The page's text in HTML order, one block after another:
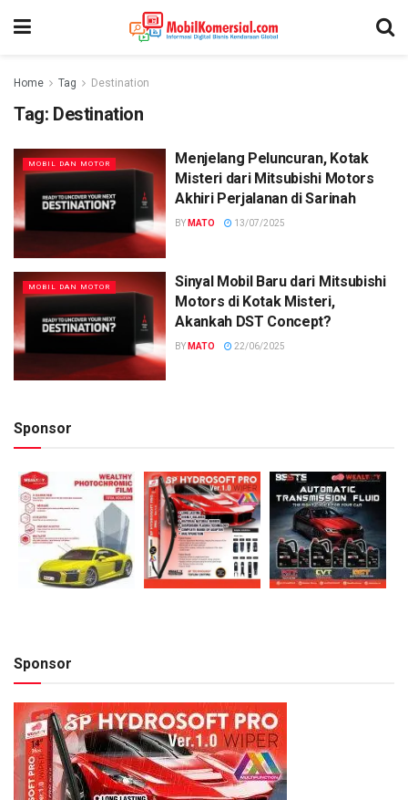
Home Tag Destination
Tag: Destination
MOBIL DAN MOTOR
Menjelang Peluncuran, Kotak
Misteri dari Mitsubishi Motors
Akhiri Perjalanan di Sarinah
BY MATO 13/07/2025
MOBIL DAN MOTOR
Sinyal Mobil Baru dari Mitsubishi
Motors di Kotak Misteri,
Akankah DST Concept?
BY MATO 22/06/2025
Sponsor
Sponsor